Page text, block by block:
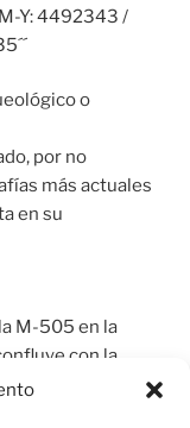
Y: 4492343 /
o
por no
más actuales
en su
M-505 en la
con la
Felipe II. Se